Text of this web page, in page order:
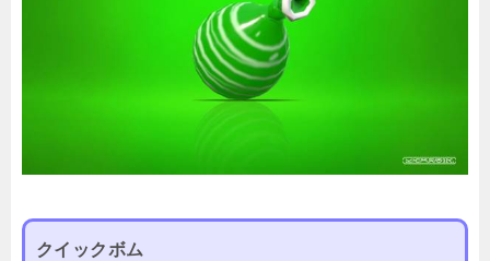
クイックボム